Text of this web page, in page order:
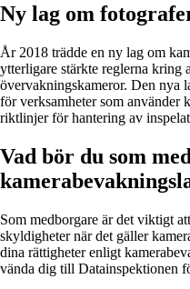
Ny lag om
År 2018 trädde en ny lag om
ytterligare stärkte reglerna kring
övervakningskameror. Den nya
för verksamheter som använder
riktlinjer för hantering av
Vad bör du som
Som medborgare är det viktigt
skyldigheter när det gäller
dina rättigheter enligt
vända dig till Datainspektionen